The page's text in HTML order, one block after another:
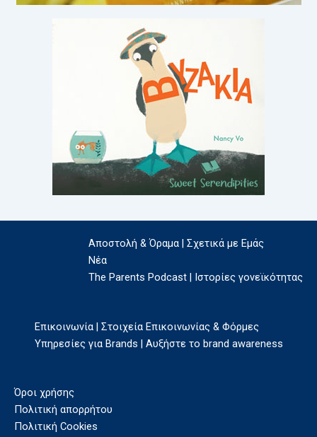
Αποστολή & Όραμα | Σχετικά με Εμάς
Νέα
The Parents Podcast | Ιστορίες γονεϊκότητας
Επικοινωνία | Στοιχεία Επικοινωνίας & Φόρμες
Υπηρεσίες για Brands | Αυξήστε το brand awareness
Όροι χρήσης
Πολιτική απορρήτου
Πολιτική Cookies